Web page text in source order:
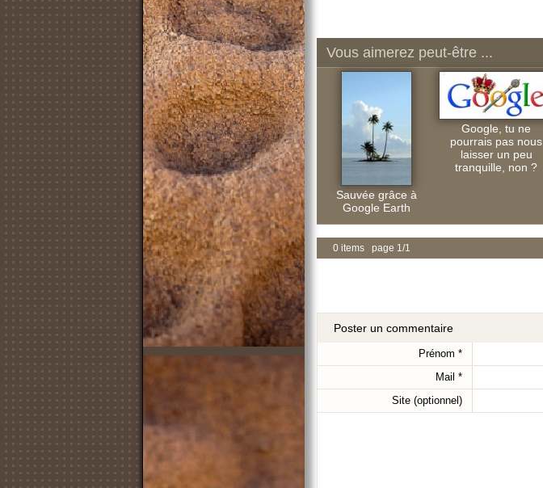
Vous aimerez peut-être ...
Sauvée grâce à
Google Earth
Google, tu ne
pourrais pas nous
laisser un peu
tranquille, non ?
0 items page 1/1
Poster un commentaire
Prénom *
Mail *
Site (optionnel)